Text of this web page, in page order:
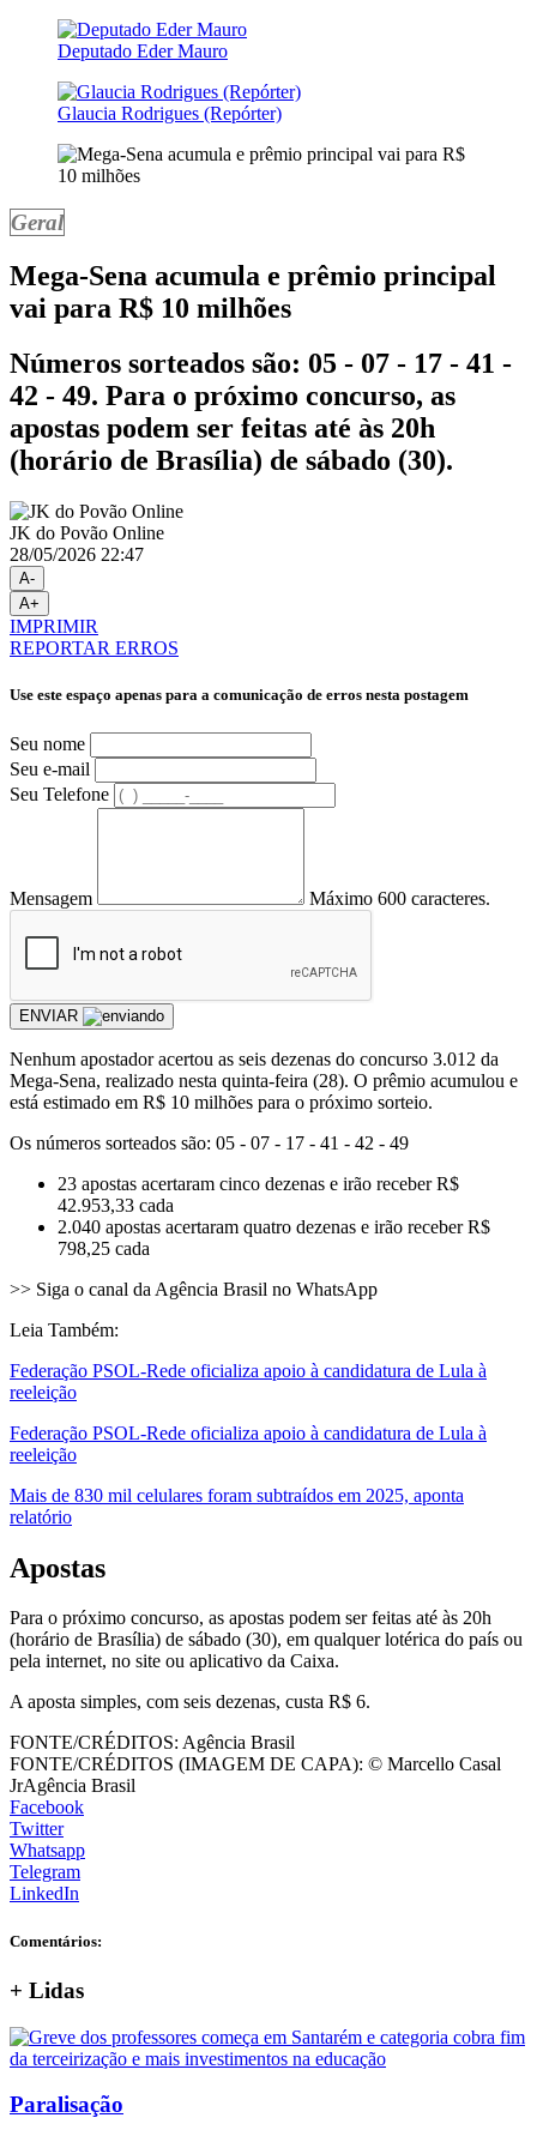
Deputado Eder Mauro
Glaucia Rodrigues (Repórter)
Geral
Mega-Sena acumula e prêmio principal
vai para R$ 10 milhões
Números sorteados são: 05 - 07 - 17 - 41 -
42 - 49. Para o próximo concurso, as
apostas podem ser feitas até às 20h
(horário de Brasília) de sábado (30).
JK do Povão Online
28/05/2026 22:47
A-
A+
IMPRIMIR
REPORTAR ERROS
Use este espaço apenas para a comunicação de erros nesta postagem
Seu nome
Seu e-mail
Seu Telefone
Mensagem Máximo 600 caracteres.
ENVIAR
Nenhum apostador acertou as seis dezenas do concurso 3.012 da
Mega-Sena, realizado nesta quinta-feira (28). O prêmio acumulou e
está estimado em R$ 10 milhões para o próximo sorteio.
Os números sorteados são: 05 - 07 - 17 - 41 - 42 - 49
23 apostas acertaram cinco dezenas e irão receber R$
42.953,33 cada
2.040 apostas acertaram quatro dezenas e irão receber R$
798,25 cada
>> Siga o canal da Agência Brasil no WhatsApp
Leia Também:
Federação PSOL-Rede oficializa apoio à candidatura de Lula à
reeleição
Federação PSOL-Rede oficializa apoio à candidatura de Lula à
reeleição
Mais de 830 mil celulares foram subtraídos em 2025, aponta
relatório
Apostas
Para o próximo concurso, as apostas podem ser feitas até às 20h
(horário de Brasília) de sábado (30), em qualquer lotérica do país ou
pela internet, no site ou aplicativo da Caixa.
A aposta simples, com seis dezenas, custa R$ 6.
FONTE/CRÉDITOS: Agência Brasil
FONTE/CRÉDITOS (IMAGEM DE CAPA): © Marcello Casal
JrAgência Brasil
Facebook
Twitter
Whatsapp
Telegram
LinkedIn
Comentários:
+ Lidas
Paralisação